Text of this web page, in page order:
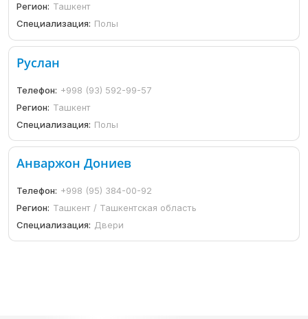
Регион: Ташкент
Специализация: Полы
Руслан
Телефон: +998 (93) 592-99-57
Регион: Ташкент
Специализация: Полы
Анваржон Дониев
Телефон: +998 (95) 384-00-92
Регион: Ташкент / Ташкентская область
Специализация: Двери